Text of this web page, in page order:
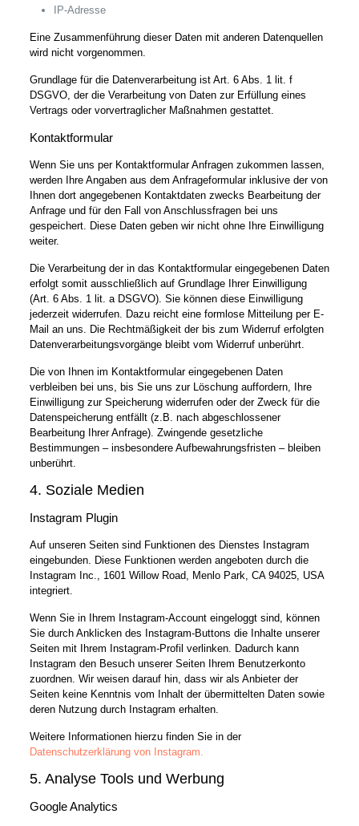
IP-Adresse
Eine Zusammenführung dieser Daten mit anderen Datenquellen
wird nicht vorgenommen.
Grundlage für die Datenverarbeitung ist Art. 6 Abs. 1 lit. f
DSGVO, der die Verarbeitung von Daten zur Erfüllung eines
Vertrags oder vorvertraglicher Maßnahmen gestattet.
Kontaktformular
Wenn Sie uns per Kontaktformular Anfragen zukommen lassen,
werden Ihre Angaben aus dem Anfrageformular inklusive der von
Ihnen dort angegebenen Kontaktdaten zwecks Bearbeitung der
Anfrage und für den Fall von Anschlussfragen bei uns
gespeichert. Diese Daten geben wir nicht ohne Ihre Einwilligung
weiter.
Die Verarbeitung der in das Kontaktformular eingegebenen Daten
erfolgt somit ausschließlich auf Grundlage Ihrer Einwilligung
(Art. 6 Abs. 1 lit. a DSGVO). Sie können diese Einwilligung
jederzeit widerrufen. Dazu reicht eine formlose Mitteilung per E-
Mail an uns. Die Rechtmäßigkeit der bis zum Widerruf erfolgten
Datenverarbeitungsvorgänge bleibt vom Widerruf unberührt.
Die von Ihnen im Kontaktformular eingegebenen Daten
verbleiben bei uns, bis Sie uns zur Löschung auffordern, Ihre
Einwilligung zur Speicherung widerrufen oder der Zweck für die
Datenspeicherung entfällt (z.B. nach abgeschlossener
Bearbeitung Ihrer Anfrage). Zwingende gesetzliche
Bestimmungen – insbesondere Aufbewahrungsfristen – bleiben
unberührt.
4. Soziale Medien
Instagram Plugin
Auf unseren Seiten sind Funktionen des Dienstes Instagram
eingebunden. Diese Funktionen werden angeboten durch die
Instagram Inc., 1601 Willow Road, Menlo Park, CA 94025, USA
integriert.
Wenn Sie in Ihrem Instagram-Account eingeloggt sind, können
Sie durch Anklicken des Instagram-Buttons die Inhalte unserer
Seiten mit Ihrem Instagram-Profil verlinken. Dadurch kann
Instagram den Besuch unserer Seiten Ihrem Benutzerkonto
zuordnen. Wir weisen darauf hin, dass wir als Anbieter der
Seiten keine Kenntnis vom Inhalt der übermittelten Daten sowie
deren Nutzung durch Instagram erhalten.
Weitere Informationen hierzu finden Sie in der
Datenschutzerklärung von Instagram.
5. Analyse Tools und Werbung
Google Analytics